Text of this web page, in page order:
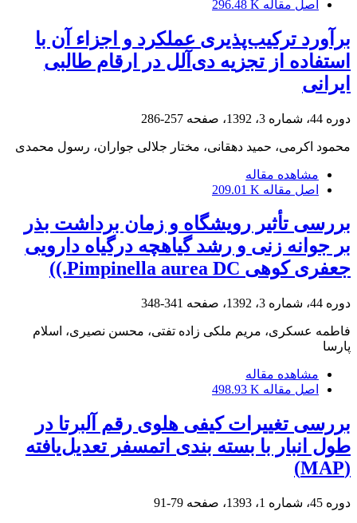
اصل مقاله 296.48 K
برآورد ترکیب‌پذیری عملکرد و اجزاء آن با
استفاده از تجزیه دی‌آلل در ارقام طالبی
ایرانی
دوره 44، شماره 3، 1392، صفحه 257-286
محمود اکرمی، حمید دهقانی، مختار جلالی جواران، رسول محمدی
مشاهده مقاله
اصل مقاله 209.01 K
بررسی تأثیر رویشگاه و زمان برداشت بذر
بر جوانه زنی و رشد گیاهچه درگیاه دارویی
جعفری کوهی Pimpinella aurea DC.))
دوره 44، شماره 3، 1392، صفحه 341-348
فاطمه عسکری، مریم ملکی زاده تفتی، محسن نصیری، اسلام
پارسا
مشاهده مقاله
اصل مقاله 498.93 K
بررسی تغییرات کیفی هلوی رقم آلبرتا در
طول انبار با بسته ‏بندی اتمسفر تعدیل‌یافته
(MAP)
دوره 45، شماره 1، 1393، صفحه 79-91